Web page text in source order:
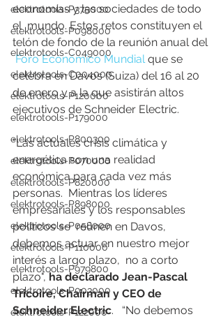
elektrotools-P375000
elektrotools-P098000
elektrotools-C049000
elektrotools-C004000
elektrotools-P120000
elektrotools-P179000
elektrotools-P800300
elektrotools-P070000
elektrotools-P820000
elektrotools-P898000
elektrotools-P058000
elektrotools-P110000
elektrotools-P979800
elektrotools-P003000
elektrotools-P122000
economías y las sociedades de todo
el  mundo. Estos retos constituyen el
telón de fondo de la reunión anual del
Foro Económico Mundial que se
celebra en Davos (Suiza) del 16 al 20
de enero y a la que asistirán altos
ejecutivos de Schneider Electric.
"Las actuales crisis climática y
energética son una realidad
económica para cada vez más
personas.  Mientras los líderes
empresariales y los responsables
políticos se  reúnen en Davos,
debemos actuar en nuestro mejor
interés a largo plazo,  no a corto
plazo", ha declarado Jean-Pascal
Tricoire, Chairman y CEO de
Schneider Electric.   “No debemos